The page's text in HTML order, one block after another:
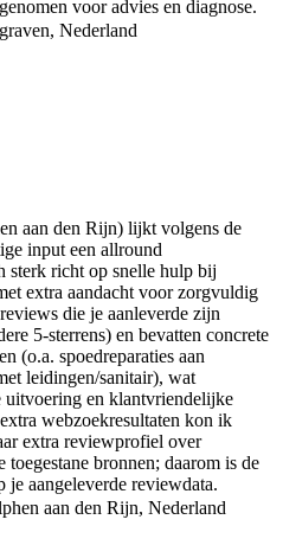
voor advies en diagnose.
Nederland
aan den Rijn) lijkt volgens de
input een allround
sterk richt op snelle hulp bij
extra aandacht voor zorgvuldig
die je aanleverde zijn
5-sterrens) en bevatten concrete
(o.a. spoedreparaties aan
leidingen/sanitair), wat
uitvoering en klantvriendelijke
webzoekresultaten kon ik
extra reviewprofiel over
bronnen; daarom is de
je aangeleverde reviewdata.
aan den Rijn, Nederland